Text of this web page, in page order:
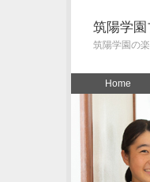
筑陽学
筑陽学園の
Home